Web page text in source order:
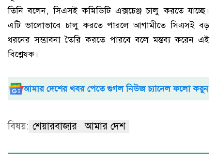
তিনি বলেন, সিএসই কমিডিটি এক্সচেঞ্জ চালু করতে যাচ্ছে।
এটি ভালোভাবে চালু করতে পারলে আগামীতে সিএসই বড়
ধরনের সম্ভাবনা তৈরি করতে পারবে বলে মন্তব্য করেন এই
বিশ্লেষক।
আমার দেশের খবর পেতে গুগল নিউজ চ্যানেল ফলো করুন
বিষয়: শেয়ারবাজার আমার দেশ